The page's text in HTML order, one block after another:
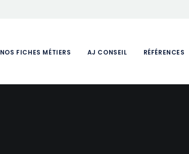
NOS FICHES MÉTIERS AJ CONSEIL RÉFÉRENCES